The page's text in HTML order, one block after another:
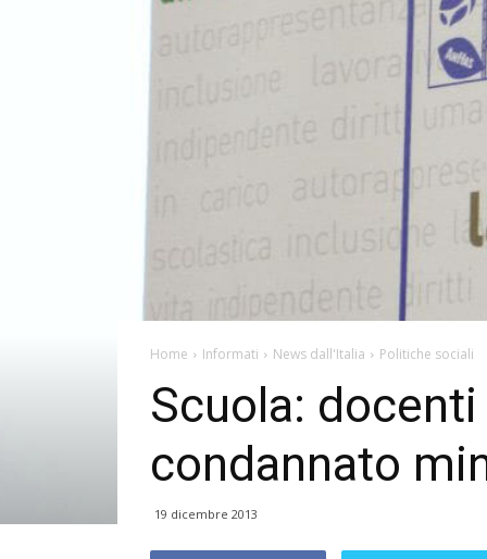
Home Informati News dall'Italia Politiche sociali
Scuola:
condannato
19 dicembre 2013